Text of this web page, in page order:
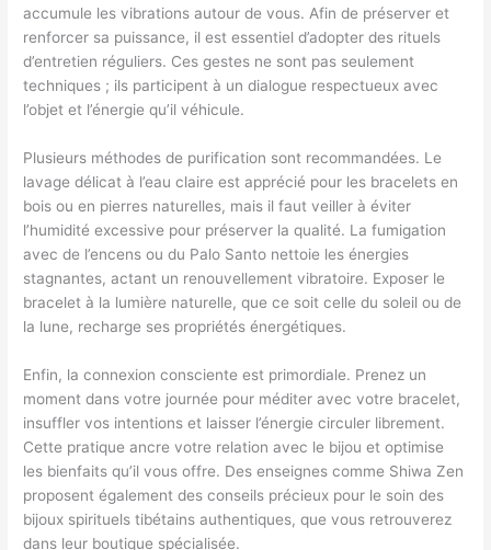
e
l
e
t
s
i
b
é
t
a
i
n
s
accumule les vibrations autour de vous. Afin de préserver et
renforcer sa puissance, il est essentiel d’adopter des rituels
d’entretien réguliers. Ces gestes ne sont pas seulement
techniques ; ils participent à un dialogue respectueux avec
l’objet et l’énergie qu’il véhicule.
Plusieurs méthodes de purification sont recommandées. Le
lavage délicat à l’eau claire est apprécié pour les bracelets en
bois ou en pierres naturelles, mais il faut veiller à éviter
l’humidité excessive pour préserver la qualité. La fumigation
avec de l’encens ou du Palo Santo nettoie les énergies
stagnantes, actant un renouvellement vibratoire. Exposer le
bracelet à la lumière naturelle, que ce soit celle du soleil ou de
la lune, recharge ses propriétés énergétiques.
Enfin, la connexion consciente est primordiale. Prenez un
moment dans votre journée pour méditer avec votre bracelet,
insuffler vos intentions et laisser l’énergie circuler librement.
Cette pratique ancre votre relation avec le bijou et optimise
les bienfaits qu’il vous offre. Des enseignes comme Shiwa Zen
proposent également des conseils précieux pour le soin des
bijoux spirituels tibétains authentiques, que vous retrouverez
dans leur boutique spécialisée.